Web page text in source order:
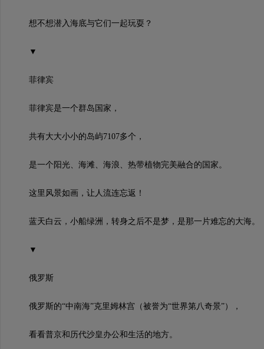
想不想潜入海底与它们一起玩耍？
▼
菲律宾
菲律宾是一个群岛国家，
共有大大小小的岛屿7107多个，
是一个阳光、海滩、海浪、热带植物完美融合的国家。
这里风景如画，让人流连忘返！
蓝天白云，小船绿洲，转身之后不是梦，是那一片难忘的大海。
▼
俄罗斯
俄罗斯的“中南海”克里姆林宫（被誉为“世界第八奇景”），
看看普京和历代沙皇办公和生活的地方。